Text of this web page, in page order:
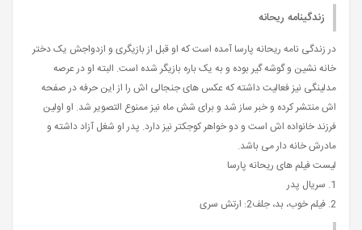
زندگینامه ریحانه
در زندگی نامه ریحانه پارسا آمده است که او قبل از بازیگری و ازدواجش یک دختر
خانه نشین و گوشه گیر بوده و به یک باره بازیگر شده است. البته او در عرصه
مدلینگی نیز فعالیت داشته که عکس های جنجالی اش را از این حرفه در صفحه
اش منتشر کرده و خبر ساز شد و برای شش ماه نیز ممنوع التصویر شد. او اولین
فرزند خانواده اش است و دو خواهر کوجکتر نیز دارد. پدر او شغل آزاد داشته و
مادرش خانه دار می باشد.
لیست فیلم های ریحانه پارسا
1. سریال پدر
2. فیلم خوب، بد، جلف2: ارتش سری